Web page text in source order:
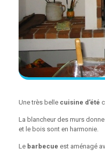
Une très belle cuisine d’été
La blancheur des murs
et le bois sont en harmonie.
Le barbecue est aménagé